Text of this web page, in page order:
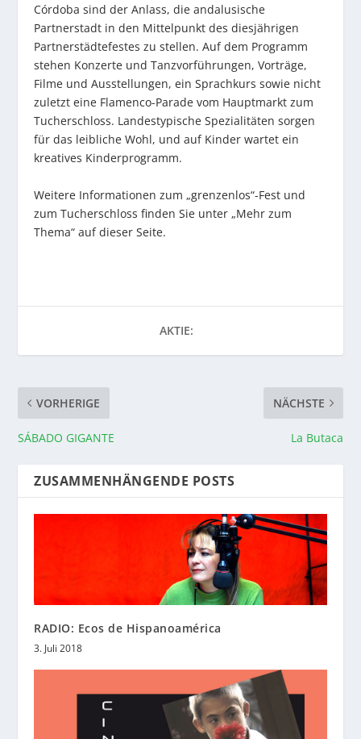
Córdoba sind der Anlass, die andalusische
Partnerstadt in den Mittelpunkt des diesjährigen
Partnerstädtefestes zu stellen. Auf dem Programm
stehen Konzerte und Tanzvorführungen, Vorträge,
Filme und Ausstellungen, ein Sprachkurs sowie nicht
zuletzt eine Flamenco-Parade vom Hauptmarkt zum
Tucherschloss. Landestypische Spezialitäten sorgen
für das leibliche Wohl, und auf Kinder wartet ein
kreatives Kinderprogramm.
Weitere Informationen zum „grenzenlos“-Fest und
zum Tucherschloss finden Sie unter „Mehr zum
Thema“ auf dieser Seite.
AKTIE:
VORHERIGE
SÁBADO GIGANTE
NÄCHSTE
La Butaca
ZUSAMMENHÄNGENDE POSTS
RADIO: Ecos de Hispanoamérica
3. Juli 2018